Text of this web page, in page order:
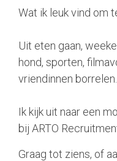
Wat ik leuk vind om
Uit eten gaan,
hond, sporten,
vriendinnen borrelen.
Ik kijk uit naar een
bij ARTO
Graag tot ziens, of